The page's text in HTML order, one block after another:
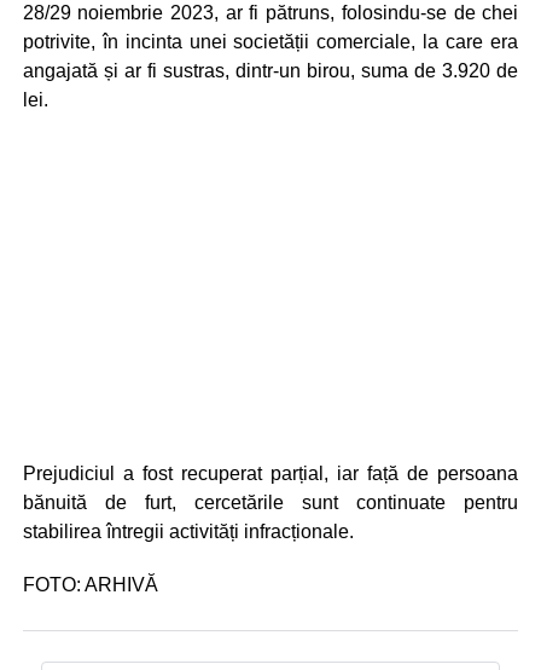
28/29 noiembrie 2023, ar fi pătruns, folosindu-se de chei
potrivite, în incinta unei societății comerciale, la care era
angajată și ar fi sustras, dintr-un birou, suma de 3.920 de
lei.
Prejudiciul a fost recuperat parțial, iar față de persoana
bănuită de furt, cercetările sunt continuate pentru
stabilirea întregii activități infracționale.
FOTO: ARHIVĂ